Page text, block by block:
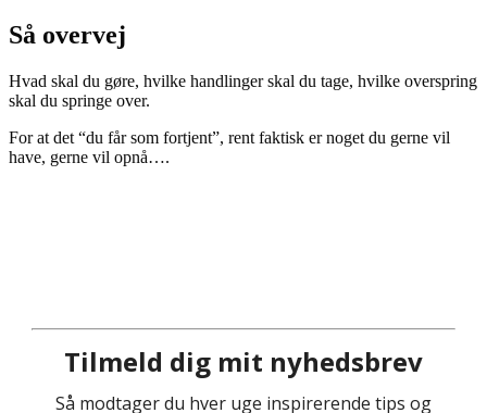
Så overvej
Hvad skal du gøre, hvilke handlinger skal du tage, hvilke overspring
skal du springe over.
For at det “du får som fortjent”, rent faktisk er noget du gerne vil
have, gerne vil opnå….